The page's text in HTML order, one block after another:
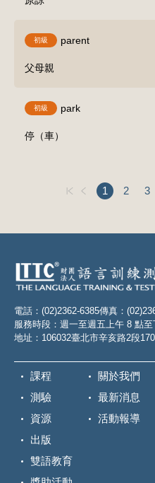
初級 parent
父母親
初級 park
停（車）
1 2 3
電話：(02)2362-6385傳真：
服務時段：週一至週五上午 8 點
地址：106032臺北市辛亥路2段
課程
測驗
資源
出版
雙語教育
關於我們
最新消息
活動報導